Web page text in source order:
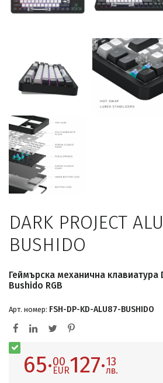
DARK PROJECT
BUSHIDO
Геймърскa механична клавиатура
Bushido RGB
Арт. номер: FSH-DP-KD-ALU87-BUSHIDO
65·00
EUR127·13
лв.